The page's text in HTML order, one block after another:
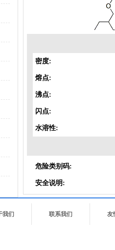
密度:
熔点:
沸点:
闪点:
水溶性:
危险类别码:
安全说明:
我们 联系我们 友